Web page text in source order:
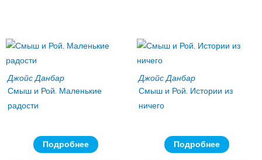
Джойс Данбар
Смыш и Рой. Маленькие
радости
Подробнее
Джойс Данбар
Смыш и Рой. Истории из
ничего
Подробнее